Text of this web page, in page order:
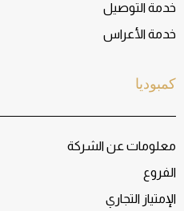
كمبوديا
معلومات عن الشركة
الفروع
الإمتياز التجاري
خدمة التوصيل
خدمة الأعراس